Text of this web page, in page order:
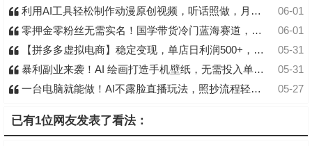
06-01
利用AI工具轻松制作动漫原创视频，听话照做，月入过万
06-01
零押金零粉丝无需实名！国学带货冷门蓝海赛道，小白上手即出单，日入千元 +
05-31
【拼多多虚拟电商】稳定变现，单店日利润500+，软件挂机全自动发货，轻松实现月入1w+！
05-31
暴利副业来袭！AI 绘画打造手机壁纸，无需投入单店狂出 3.8 万单
05-27
一台电脑就能做！AI不露脸直播玩法，照抄流程轻松达标月入2W+
已有1位网友发表了看法：